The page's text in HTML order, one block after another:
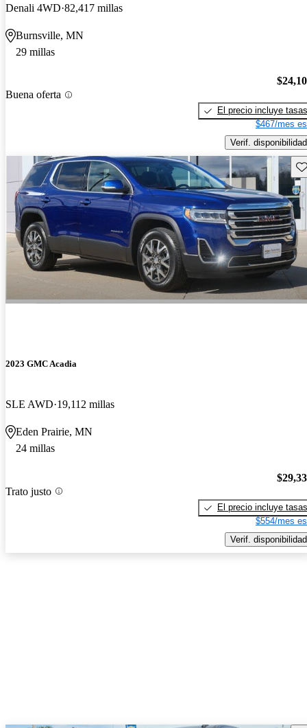
Denali 4WD 82,417 millas
Burnsville, MN
29 millas
Buena oferta
El precio incluye tasas
$467/mes
Verif. disponibilidad
2023 GMC Acadia
SLE AWD 19,112 millas
Eden Prairie, MN
24 millas
Trato justo
El precio incluye tasas
$554/mes
Verif. disponibilidad